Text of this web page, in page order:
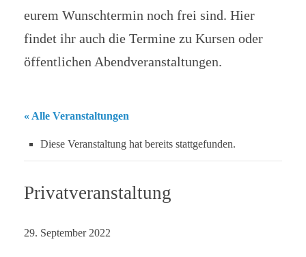
eurem Wunschtermin noch frei sind. Hier
findet ihr auch die Termine zu Kursen oder
öffentlichen Abendveranstaltungen.
« Alle Veranstaltungen
Diese Veranstaltung hat bereits stattgefunden.
Privatveranstaltung
29. September 2022